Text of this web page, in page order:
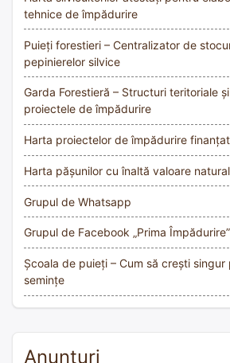
tehnice de împădurire
Puieți forestieri – Centralizator de
pepinierelor silvice
Garda Forestieră – Structuri teritoriale
proiectele de împădurire
Harta proiectelor de împădurire
Harta pășunilor cu înaltă valoare
Grupul de Whatsapp
Grupul de Facebook „Prima Împădurire”
Școala de puieți – Cum să crești
semințe
Anunțuri